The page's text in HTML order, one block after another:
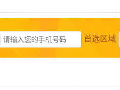
首选区域